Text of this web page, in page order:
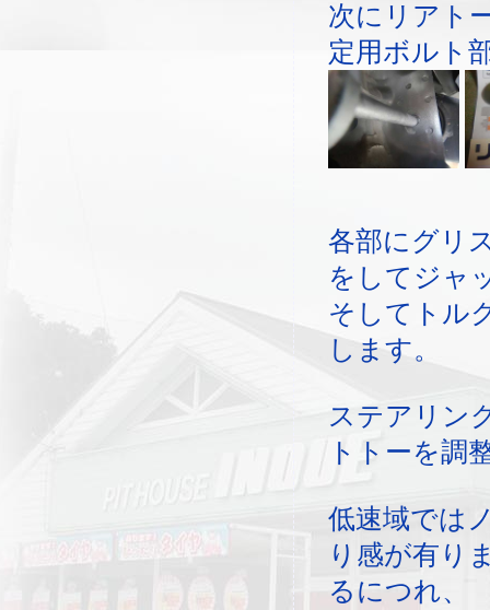
次にリアト
定用ボルト
各部にグリ
をしてジャ
そしてトル
します。
ステアリン
トトーを調
低速域では
り感が有り
るにつれ、